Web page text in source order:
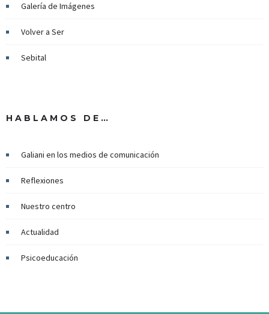
Galería de Imágenes
Volver a Ser
Sebital
HABLAMOS DE…
Galiani en los medios de comunicación
Reflexiones
Nuestro centro
Actualidad
Psicoeducación